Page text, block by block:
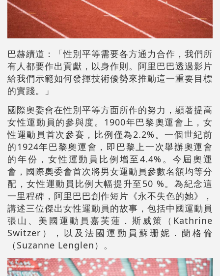
巴赫續道：「性別平等需要各方通力合作，我們所
有人都要作出貢獻，以身作則。阿里巴巴透過影片
給我們示範如何發揮技術優勢來推動這一重要目標
的實踐。」
國際奧委會在性別平等方面所作的努力，顯著提高
女性運動員的參與度。1900年巴黎奧運會上，女
性運動員首次參賽，比例僅為2.2%。一個世紀前
的1924年巴黎奧運會，即巴黎上一次舉辦奧運會
的年份，女性運動員比例增至4.4%。今屆奧運
會，國際奧委會首次將男女運動員參數名額均等分
配，女性運動員比例大幅提升至50 %。為紀念這
一里程碑，阿里巴巴創作短片《永不失色的她》，
講述三位傑出女性運動員的故事，包括中國運動員
張山、美國運動員嘉芙蓮．斯威策（Kathrine
Switzer），以及法國運動員蘇珊妮．蘭格倫
（Suzanne Lenglen）。